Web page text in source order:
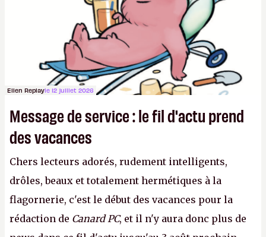
aux adultes, qui ne sont jamais que des enfants
avec du pouvoir d'achat.P.
Ellen Replayle 12 juillet 2026
Message de service : le fil d'actu prend
des vacances
Chers lecteurs adorés, rudement intelligents,
drôles, beaux et totalement hermétiques à la
flagornerie, c'est le début des vacances pour la
rédaction de Canard PC, et il n'y aura donc plus de